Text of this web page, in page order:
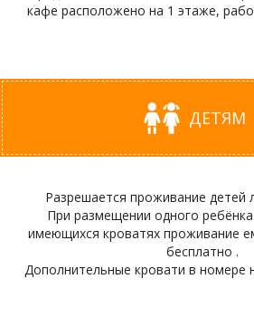
кафе расположено на 1 этаже,
ДЕТЯМ
Разрешается проживание детей
При размещении одного
имеющихся кроватях проживание
бесплатно .
Дополнительные кровати в номере